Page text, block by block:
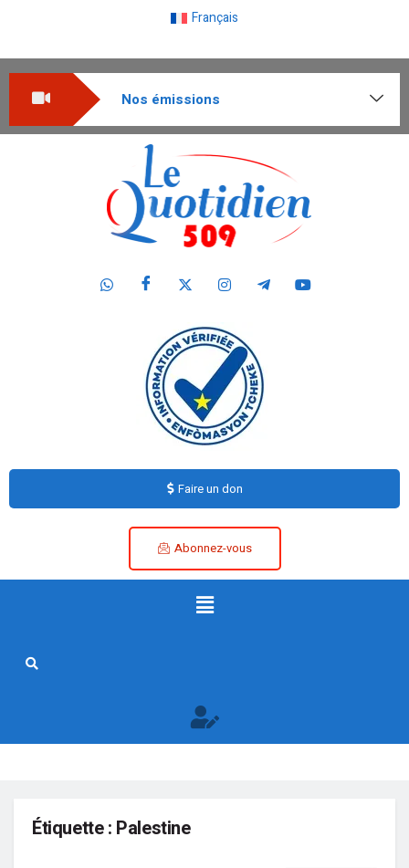
Français
Nos émissions
Faire un don
Abonnez-vous
Étiquette : Palestine